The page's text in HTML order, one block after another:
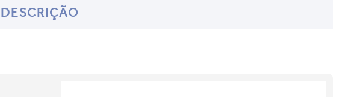
DESCRIÇÃO